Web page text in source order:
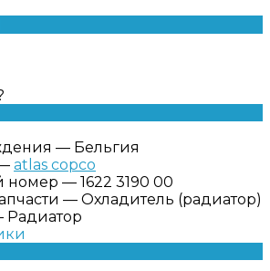
— Бельгия
atlas copco
номер — 1622 3190 00
— Охладитель (радиатор)
Радиатор